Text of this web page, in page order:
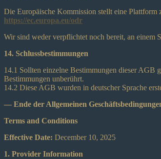
Die Europäische Kommission stellt eine
https://ec.europa.eu/odr
Wir sind weder verpflichtet noch bereit, an einem
14. Schlussbestimmungen
14.1 Sollten einzelne Bestimmungen dieser AGB
Bestimmungen unberührt.
14.2 Diese AGB wurden in deutscher Sprache
— Ende der Allgemeinen
Terms and Conditions
Effective Date: December 10, 2025
1. Provider Information